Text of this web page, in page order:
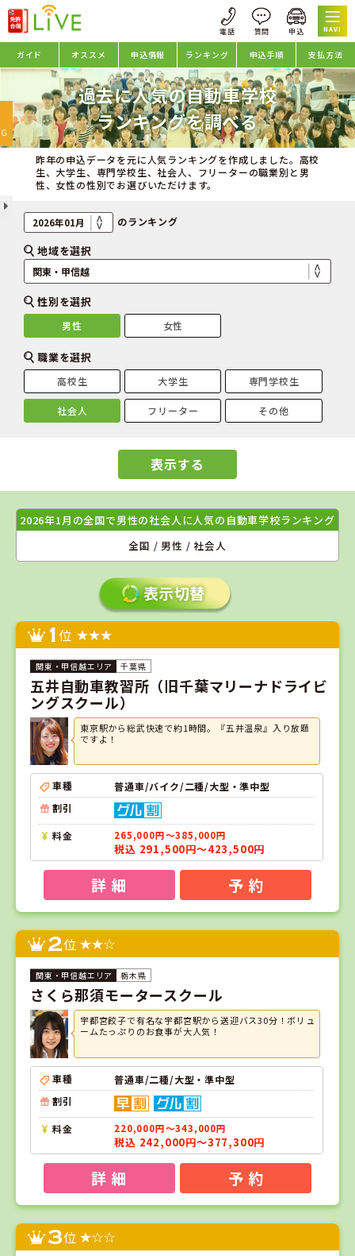
NAVI
ガイド オススメ 申込情報 ランキング 申込手順 支払方法
過去に人気の自動車学校
ランキングを調べる
昨年の申込データを元に人気ランキングを作成しました。高校
生、大学生、専門学校生、社会人、フリーターの職業別と男
性、女性の性別でお選びいただけます。
のランキング
地域を選択
性別を選択
男性 女性
職業を選択
高校生 大学生 専門学校生
社会人 フリーター その他
表示する
2026年1月の全国で男性の社会人に人気の自動車学校ランキング
全国 / 男性 / 社会人
1位
千葉県
五井自動車教習所（旧千葉マリーナドライビ
ングスクール）
東京駅から総武快速で約1時間。『五井温泉』入り放題
ですよ！
車種
普通車/バイク/二種/大型・準中型
割引
料金 265,000円～385,000円
税込 291,500円～423,500円
詳 細 予 約
2位
栃木県
さくら那須モータースクール
宇都宮餃子で有名な宇都宮駅から送迎バス30分！ボリュ
ームたっぷりのお食事が大人気！
車種
普通車/二種/大型・準中型
割引
料金 220,000円～343,000円
税込 242,000円～377,300円
詳 細 予 約
3位